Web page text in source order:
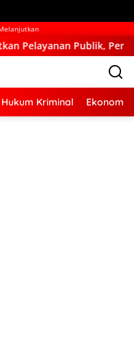
Pemkab Kupang Mulai
Hukum Kriminal Ekonomi